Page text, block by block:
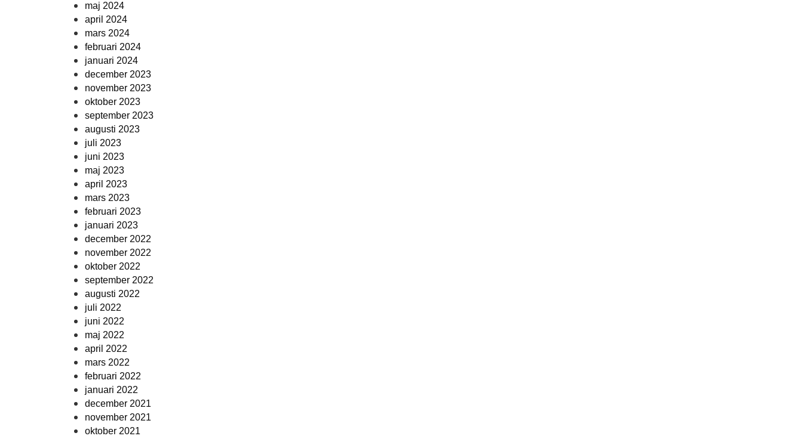
maj 2024
april 2024
mars 2024
februari 2024
januari 2024
december 2023
november 2023
oktober 2023
september 2023
augusti 2023
juli 2023
juni 2023
maj 2023
april 2023
mars 2023
februari 2023
januari 2023
december 2022
november 2022
oktober 2022
september 2022
augusti 2022
juli 2022
juni 2022
maj 2022
april 2022
mars 2022
februari 2022
januari 2022
december 2021
november 2021
oktober 2021